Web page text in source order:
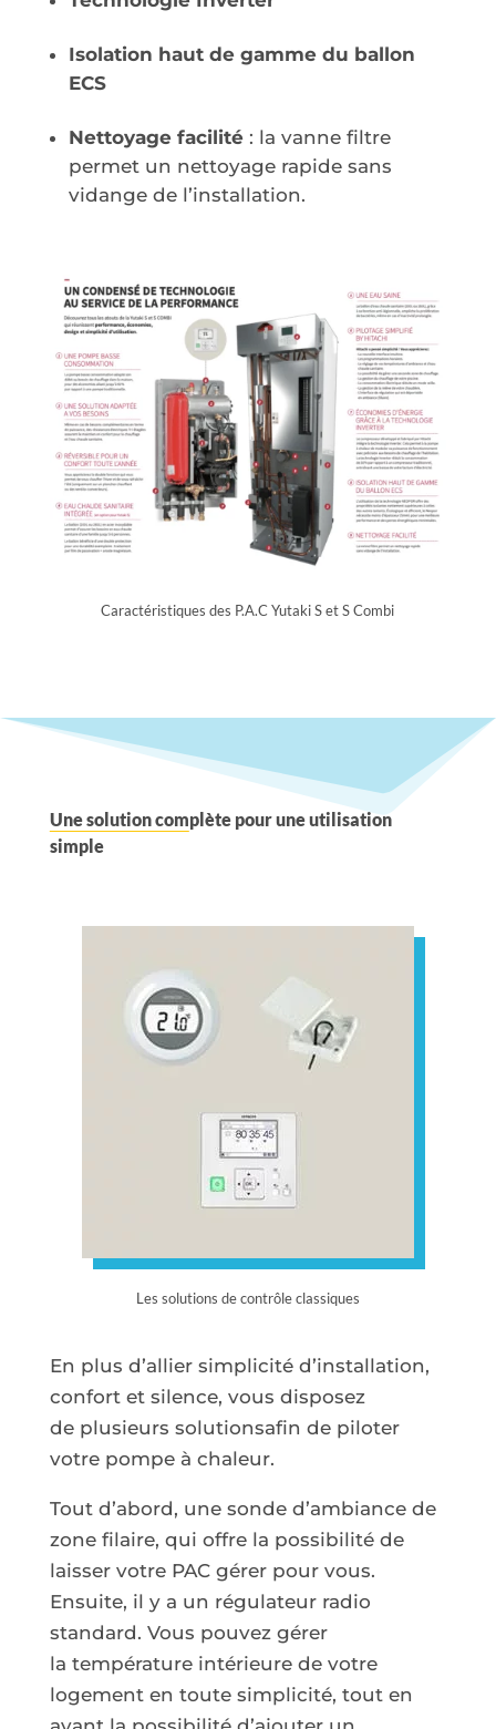
Isolation haut de gamme du ballon
ECS
Nettoyage facilité: la vanne filtre
permet un nettoyage rapide sans
vidange de l’installation.
Caractéristiques des P.A.C Yutaki S et S Combi
Une solution complète pour une utilisation
simple
Les solutions de contrôle classiques
En plus d’allier simplicité d’installation,
confort et silence, vous disposez
de plusieurs solutionsafin de piloter
votre pompe à chaleur.
Tout d’abord, une sonde d’ambiance de
zone filaire, qui offre la possibilité de
laisser votre PAC gérer pour vous.
Ensuite, il y a un régulateur radio
standard. Vous pouvez gérer
la température intérieure de votre
logement en toute simplicité, tout en